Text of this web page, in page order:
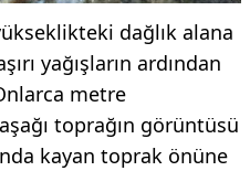
dağlık alana
yağışların ardından
metre
toprağın görüntüsü
kayan toprak önüne